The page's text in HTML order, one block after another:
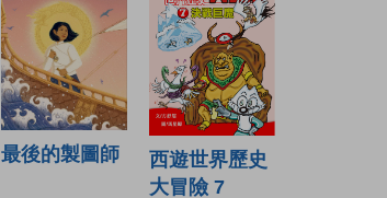
最後的製圖師
西遊世界歷史
大冒險 7